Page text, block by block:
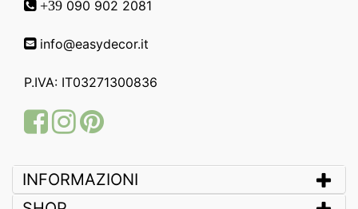
+39 090 902 2081
info@easydecor.it
P.IVA: IT03271300836
FacebookInstagram
Pinterest
INFORMAZIONI